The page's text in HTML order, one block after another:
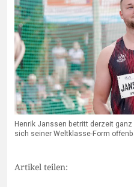
Henrik Janssen betritt derzeit
sich seiner Weltklasse-Form
Artikel teilen: